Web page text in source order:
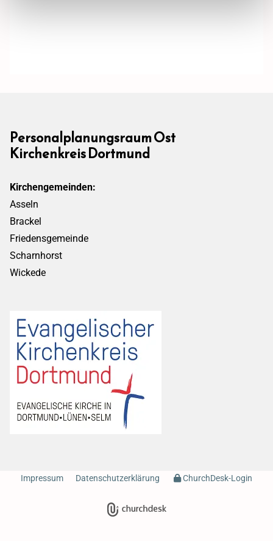
Personalplanungsraum Ost
Kirchenkreis Dortmund
Kirchengemeinden:
Asseln
Brackel
Friedensgemeinde
Scharnhorst
Wickede
Impressum Datenschutzerklärung ChurchDesk-Login